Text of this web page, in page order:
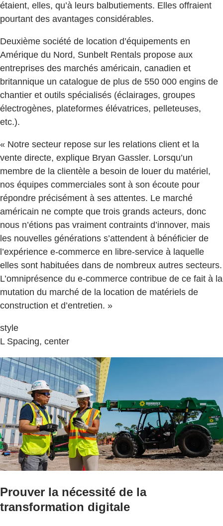
étaient, elles, qu’à leurs balbutiements. Elles offraient
pourtant des avantages considérables.
Deuxième société de location d’équipements en
Amérique du Nord, Sunbelt Rentals propose aux
entreprises des marchés américain, canadien et
britannique un catalogue de plus de 550 000 engins de
chantier et outils spécialisés (éclairages, groupes
électrogènes, plateformes élévatrices, pelleteuses,
etc.).
« Notre secteur repose sur les relations client et la
vente directe, explique Bryan Gassler. Lorsqu’un
membre de la clientèle a besoin de louer du matériel,
nos équipes commerciales sont à son écoute pour
répondre précisément à ses attentes. Le marché
américain ne compte que trois grands acteurs, donc
nous n’étions pas vraiment contraints d’innover, mais
les nouvelles générations s’attendent à bénéficier de
l’expérience e-commerce en libre-service à laquelle
elles sont habituées dans de nombreux autres secteurs.
L’omniprésence du e-commerce contribue de ce fait à la
mutation du marché de la location de matériels de
construction et d’entretien. »
style
L Spacing, center
Prouver la nécessité de la
transformation digitale